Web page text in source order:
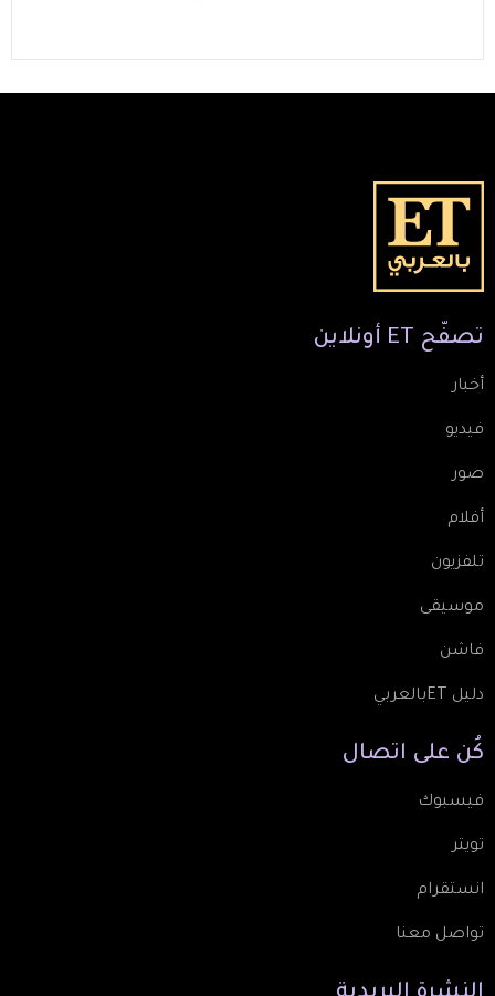
تصفّح ET أونلاين
أخبار
فيديو
صور
أفلام
تلفزيون
موسيقى
فاشن
دليل ETبالعربي
كُن على اتصال
فيسبوك
تويتر
انستقرام
تواصل معنا